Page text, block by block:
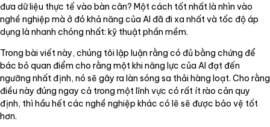
đưa dữ liệu thực tế vào bàn cân? Một cách tốt nhất là nhìn vào
nghề nghiệp mà ở đó khả năng của AI đã đi xa nhất và tốc độ áp
dụng là nhanh chóng nhất: kỹ thuật phần mềm.
Trong bài viết này, chúng tôi lập luận rằng có đủ bằng chứng để
bác bỏ quan điểm cho rằng một khi năng lực của AI đạt đến
ngưỡng nhất định, nó sẽ gây ra làn sóng sa thải hàng loạt. Cho rằng
điều này đúng ngay cả trong một lĩnh vực có rất ít rào cản quy
định, thì hầu hết các nghề nghiệp khác có lẽ sẽ được bảo vệ tốt
hơn.